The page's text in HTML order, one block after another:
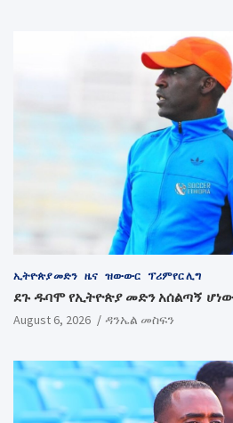
ኢትዮጵያ መድን ዜና ዝውውር ፕሪምየር ሊግ
ደጉ ዱባሞ የኢትዮጵያ መድን አሰልጣኝ
August 6, 2026 ዳንኤል መስፍን